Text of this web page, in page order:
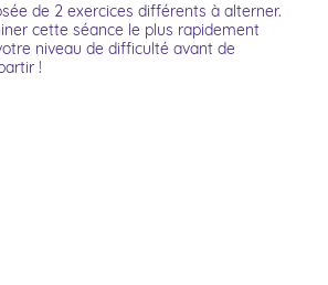
de 2 exercices différents à alterner.
cette séance le plus rapidement
niveau de difficulté avant de
!